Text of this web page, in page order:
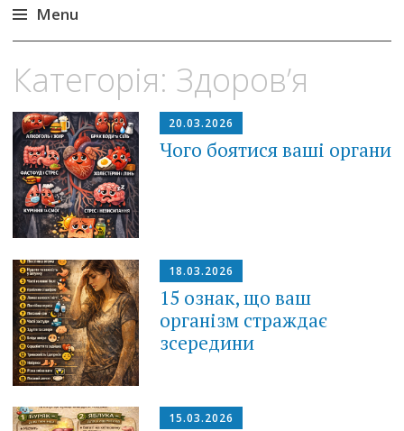
Menu
to
Категорія: Здоров’я
20.03.2026
Чого боятися ваші органи
18.03.2026
15 ознак, що ваш
організм страждає
зсередини
15.03.2026